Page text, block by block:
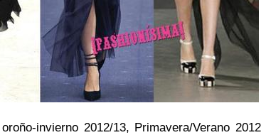
invierno 2012/13, Primavera/Verano 2012